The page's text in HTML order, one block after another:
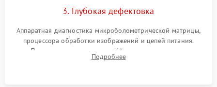
3. Глубокая дефектовка
Аппаратная диагностика микроболометрической матрицы,
процессора обработки изображений и цепей питания.
Проверка целостности шлейфов, модуля памяти и
интерфейсов связи. Выявление сгоревших SMD-компонентов
Подробнее